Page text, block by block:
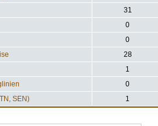
31
0
0
28
1
0
SEN) 1